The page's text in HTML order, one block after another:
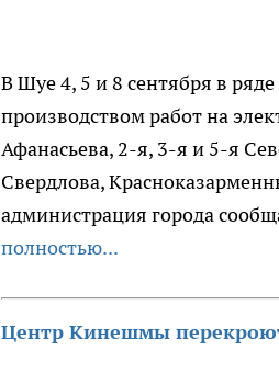
В Шуе 4, 5 и 8 сентября в
производством работ на
Афанасьева, 2-я, 3-я и 5-я
Свердлова,
администрация города
полностью...
Центр Кинешмы